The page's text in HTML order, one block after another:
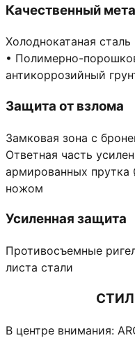
Качественный
Холоднокатаная
• Полимерно-
антикоррозийный
Защита от взлома
Замковая зона с
Ответная часть
армированных
ножом
Усиленная защита
Противосъемные
листа стали
В центре внимания: